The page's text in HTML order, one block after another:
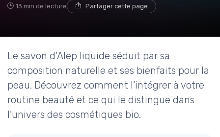
13 min de lecture Partager cette page
Le savon d’Alep liquide séduit par sa
composition naturelle et ses bienfaits pour la
peau. Découvrez comment l’intégrer à votre
routine beauté et ce qui le distingue dans
l’univers des cosmétiques bio.